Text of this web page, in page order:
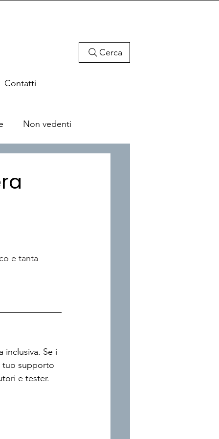
Contatti
Cerca
Non vedenti
e tanta
Se i
tuo supporto
e tester.